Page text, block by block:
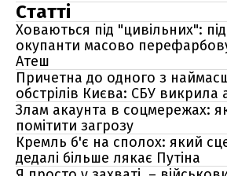
Статті
Ховаються під "цивільних":
окупанти масово
Атеш
Причетна до одного з
обстрілів Києва: СБУ викрила
Злам акаунта в соцмережах:
помітити загрозу
Кремль б'є на сполох: який
дедалі більше лякає Путіна